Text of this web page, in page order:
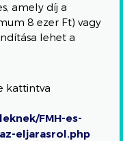
amely díj a
8 ezer Ft) vagy
lehet a
kattintva
FMH-es-
eljarasrol.php